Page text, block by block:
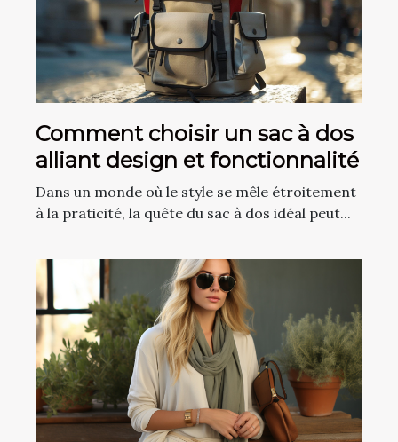
Comment choisir un sac à dos
alliant design et fonctionnalité
Dans un monde où le style se mêle étroitement
à la praticité, la quête du sac à dos idéal peut...